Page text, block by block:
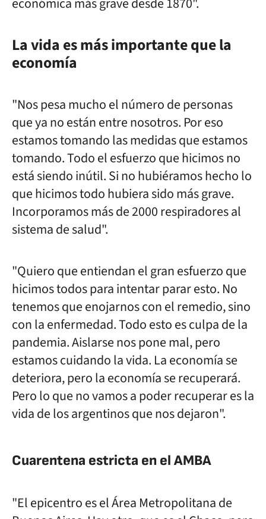
La vida es más importante que la
economía
"Nos pesa mucho el número de personas
que ya no están entre nosotros. Por eso
estamos tomando las medidas que estamos
tomando. Todo el esfuerzo que hicimos no
está siendo inútil. Si no hubiéramos hecho lo
que hicimos todo hubiera sido más grave.
Incorporamos más de 2000 respiradores al
sistema de salud".
"Quiero que entiendan el gran esfuerzo que
hicimos todos para intentar parar esto. No
tenemos que enojarnos con el remedio, sino
con la enfermedad. Todo esto es culpa de la
pandemia. Aislarse nos pone mal, pero
estamos cuidando la vida. La economía se
deteriora, pero la economía se recuperará.
Pero lo que no vamos a poder recuperar es la
vida de los argentinos que nos dejaron".
Cuarentena estricta en el AMBA
"El epicentro es el Área Metropolitana de